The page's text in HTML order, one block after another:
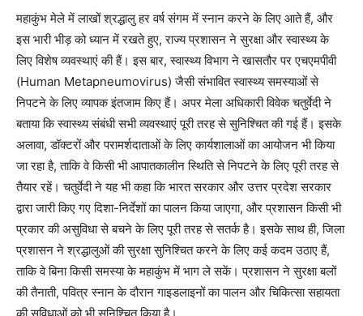
महाकुंभ मेले में लाखों श्रद्धालु हर वर्ष संगम में स्नान करने के लिए आते हैं, और
इस भारी भीड़ को ध्यान में रखते हुए, राज्य प्रशासन ने सुरक्षा और स्वास्थ्य के
लिए विशेष व्यवस्थाएं की हैं। इस बार, स्वास्थ्य विभाग ने खासतौर पर एचएमपीवी
(Human Metapneumovirus) जैसी संभावित स्वास्थ्य समस्याओं से
निपटने के लिए व्यापक इंतजाम किए हैं। अपर मेला अधिकारी विवेक चतुर्वेदी ने
बताया कि स्वास्थ्य संबंधी सभी व्यवस्थाएं पूरी तरह से सुनिश्चित की गई हैं। इसके
अलावा, डॉक्टरों और परामर्शदाताओं के लिए कार्यशालाओं का आयोजन भी किया
जा रहा है, ताकि वे किसी भी आपातकालीन स्थिति से निपटने के लिए पूरी तरह से
तैयार रहें। चतुर्वेदी ने यह भी कहा कि भारत सरकार और उत्तर प्रदेश सरकार
द्वारा जारी किए गए दिशा-निर्देशों का पालन किया जाएगा, और प्रशासन किसी भी
प्रकार की असुविधा से बचने के लिए पूरी तरह से सतर्क है। इसके साथ ही, जिला
प्रशासन ने श्रद्धालुओं की सुरक्षा सुनिश्चित करने के लिए कई कदम उठाए हैं,
ताकि वे बिना किसी समस्या के महाकुंभ में भाग ले सकें। प्रशासन ने सुरक्षा बलों
की तैनाती, पवित्र स्नान के दौरान गाइडलाइनों का पालन और चिकित्सा सहायता